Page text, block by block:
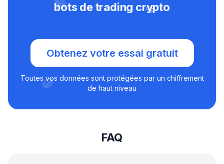
bots de trading crypto
Obtenez votre essai gratuit
Toutes vos données sont protégées par un chiffrement
de haut niveau
FAQ